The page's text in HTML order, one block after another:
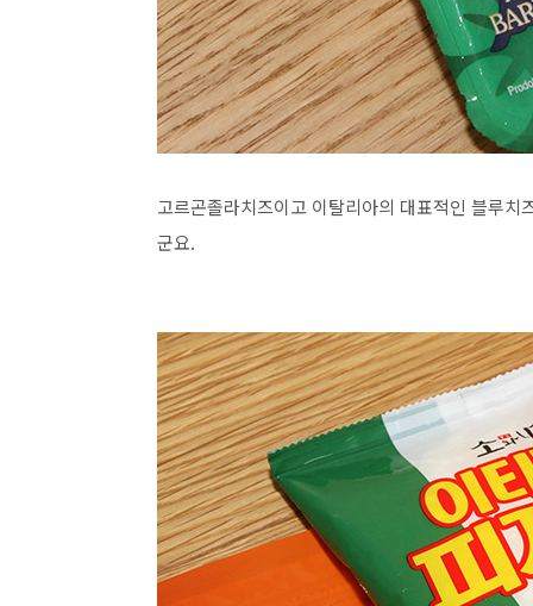
고르곤졸라치즈이고 이탈리아의 대표적인 블루
군요.